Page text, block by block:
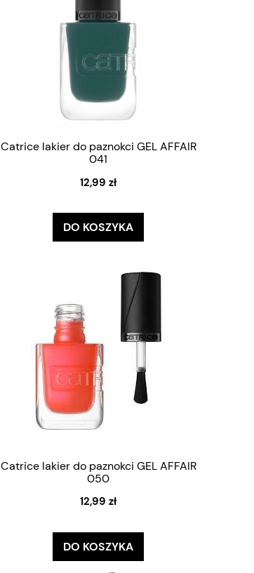
Catrice lakier do paznokci GEL AFFAIR
041
12,99 zł
DO KOSZYKA
Catrice lakier do paznokci GEL AFFAIR
050
12,99 zł
DO KOSZYKA